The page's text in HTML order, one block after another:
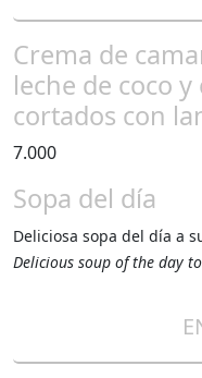
Crema de
leche de coco
cortados con
7.000
Sopa del día
Deliciosa sopa del día a
Delicious soup of the day